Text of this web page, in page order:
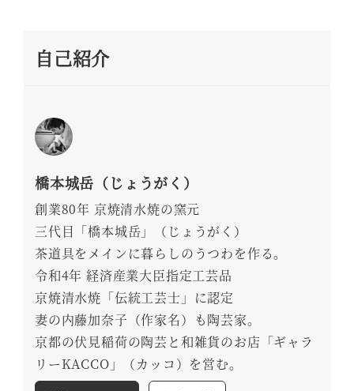
自己紹介
橋本城岳（じょうがく）
創業80年 京焼清水焼の窯元
三代目「橋本城岳」（じょうがく）
茶道具をメインに暮らしのうつわを作る。
令和4年 経済産業大臣指定工芸品
京焼清水焼「伝統工芸士」に認定
妻の内藤加奈子（作家名）も陶芸家。
京都の伏見稲荷の陶芸と和雑貨のお店「ギャラ
リーKACCO」（カッコ）を営む。